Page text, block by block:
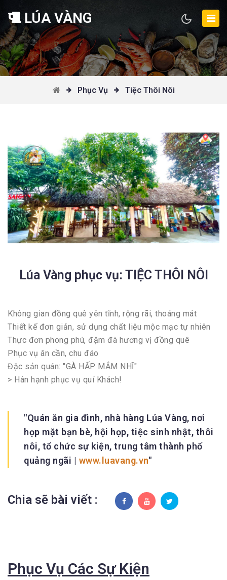
LÚA VÀNG
Phục Vụ Tiệc Thôi Nôi
Lúa Vàng phục vụ: TIỆC THÔI NÔI
Không gian đồng quê yên tĩnh, rộng rãi, thoáng mát
Thiết kế đơn giản, sử dụng chất liệu mộc mạc tự nhiên
Thực đơn phong phú, đậm đà hương vị đồng quê
Phục vụ ân cần, chu đáo
Đặc sản quán: "GÀ HẤP MẮM NHĨ"
> Hân hạnh phục vụ quí Khách!
Quán ăn gia đình, nhà hàng Lúa Vàng, nơi
họp mặt bạn bè, hội họp, tiệc sinh nhật, thôi
nôi, tổ chức sự kiện, trung tâm thành phố
quảng ngãi | www.luavang.vn
Chia sẽ bài viết :
Phục Vụ Các Sự Kiện